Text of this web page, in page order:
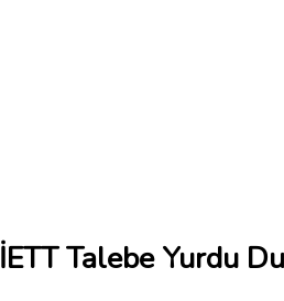
İETT Talebe Yurdu